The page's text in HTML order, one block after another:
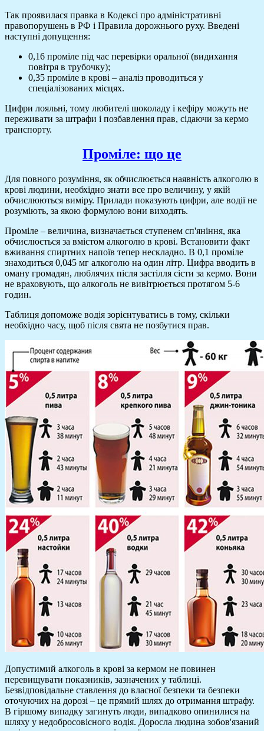
Так проявилася правка в Кодексі про адміністративні
правопорушень в РФ і Правила дорожнього руху. Введені
наступні допущення:
0,16 проміле під час перевірки оральної (видихання
повітря в трубочку);
0,35 проміле в крові – аналіз проводиться у
спеціалізованих місцях.
Цифри лояльні, тому любителі шоколаду і кефіру можуть не
переживати за штрафи і позбавлення прав, сідаючи за кермо
транспорту.
Проміле: що це
Для повного розуміння, як обчислюється наявність алкоголю в
крові людини, необхідно знати все про величину, у якій
обчислюються виміру. Прилади показують цифри, але водії не
розуміють, за якою формулою вони виходять.
Проміле – величина, визначається ступенем сп'яніння, яка
обчислюється за вмістом алкоголю в крові. Встановити факт
вживання спиртних напоїв тепер нескладно. В 0,1 проміле
знаходиться 0,045 мг алкоголю на один літр. Цифра вводить в
оману громадян, люблячих після застілля сісти за кермо. Вони
не враховують, що алкоголь не вивітрюється протягом 5-6
годин.
Таблиця допоможе водія зорієнтуватись в тому, скільки
необхідно часу, щоб після свята не позбутися прав.
Допустимий алкоголь в крові за кермом не повинен
перевищувати показників, зазначених у таблиці.
Безвідповідальне ставлення до власної безпеки та безпеки
оточуючих на дорозі – це прямий шлях до отримання штрафу.
В гіршому випадку загинуть люди, випадково опинилися на
шляху у недобросовісного водія. Доросла людина зобов'язаний